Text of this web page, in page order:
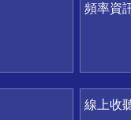
頻率資
線上收